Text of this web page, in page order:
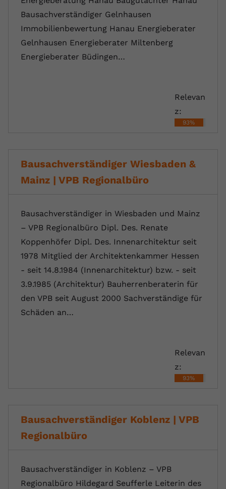
Bausachverständiger Gelnhausen
Immobilienbewertung Hanau Energieberater
Gelnhausen Energieberater Miltenberg
Energieberater Büdingen…
Relevan
z:
93%
Bausachverständiger Wiesbaden &
Mainz | VPB Regionalbüro
Bausachverständiger in Wiesbaden und Mainz
– VPB Regionalbüro Dipl. Des. Renate
Koppenhöfer Dipl. Des. Innenarchitektur seit
1978 Mitglied der Architektenkammer Hessen
- seit 14.8.1984 (Innenarchitektur) bzw. - seit
3.9.1985 (Architektur) Bauherrenberaterin für
den VPB seit August 2000 Sachverständige für
Schäden an…
Relevan
z:
93%
Bausachverständiger Koblenz | VPB
Regionalbüro
Bausachverständiger in Koblenz – VPB
Regionalbüro Hildegard Seufferle Leiterin des